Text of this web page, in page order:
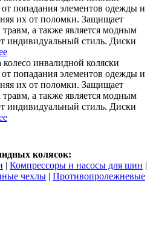
от попадания элементов одежды и
их от поломки. Защищает
травм, а также является модным
индивидуальный стиль. Диски
инвалидной коляски
от попадания элементов одежды и
их от поломки. Защищает
травм, а также является модным
индивидуальный стиль. Диски
колясок:
| Компрессоры и насосы для шин |
чехлы | Противопролежневые